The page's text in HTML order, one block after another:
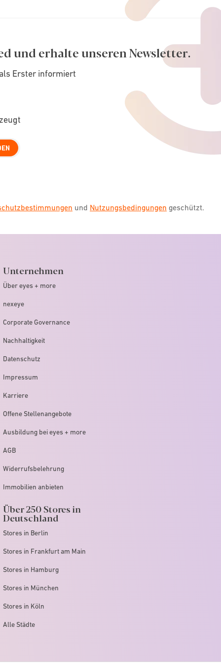
und erhalte unseren Newsletter.
Erster informiert
und Nutzungsbedingungen geschützt.
Unternehmen
Über eyes + more
nexeye
Corporate Governance
Nachhaltigkeit
Datenschutz
Impressum
Karriere
Offene Stellenangebote
Ausbildung bei eyes + more
AGB
Widerrufsbelehrung
Immobilien anbieten
Über 250 Stores in
Deutschland
Stores in Berlin
Stores in Frankfurt am Main
Stores in Hamburg
Stores in München
Stores in Köln
Alle Städte